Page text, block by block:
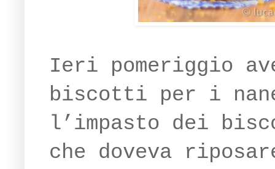
Ieri pomeriggio
biscotti per i
l’impasto dei
che doveva